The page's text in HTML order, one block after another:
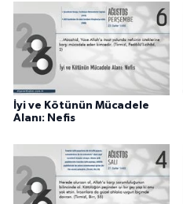
İyi ve Kötünün Mücadele
Alanı: Nefis
Isparta Müftülüğü
İstanbul Müftülüğü
İzmir Müftülüğü
Kahramanmaraş
Karabük Müftülüğü